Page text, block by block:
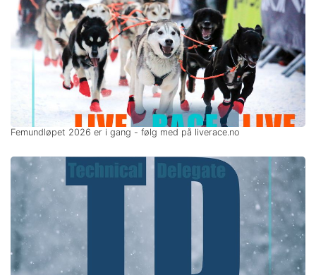
Femundløpet 2026 er i gang - følg med på liverace.no